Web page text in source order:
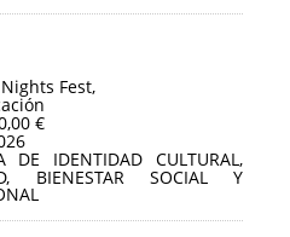
Fest,
€
DE IDENTIDAD CULTURAL,
BIENESTAR SOCIAL Y